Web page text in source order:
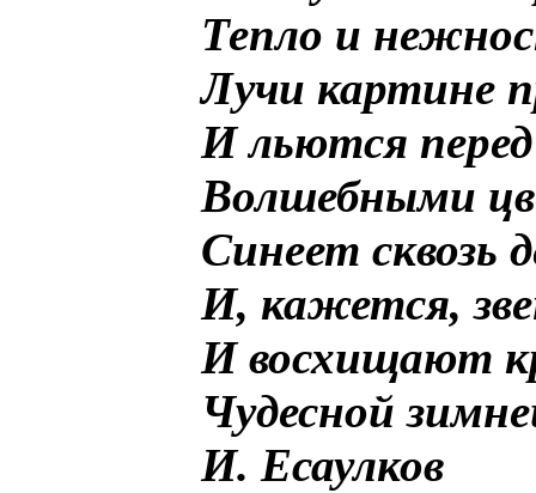
Тепло и
Лучи картине
И льются
Волшебными
Синеет сквозь
И, кажется,
И восхищают
Чудесной
И. Есаулков